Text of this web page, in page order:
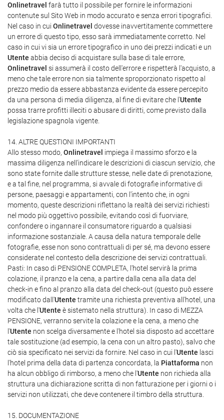
Onlinetravel farà tutto il possibile per fornire le informazioni
contenute sul Sito Web in modo accurato e senza errori tipografici.
Nel caso in cui Onlinetravel dovesse inavvertitamente commettere
un errore di questo tipo, esso sarà immediatamente corretto. Nel
caso in cui vi sia un errore tipografico in uno dei prezzi indicati e un
Utente abbia deciso di acquistare sulla base di tale errore,
Onlinetravel si assumerà il costo dell'errore e rispetterà l'acquisto, a
meno che tale errore non sia talmente sproporzionato rispetto al
prezzo medio da essere abbastanza evidente da essere percepito
da una persona di media diligenza, al fine di evitare che l'Utente
possa trarre profitti illeciti o abusare di diritti, come previsto dalla
legislazione spagnola vigente.
14. ALTRE QUESTIONI IMPORTANTI
Allo stesso modo, Onlinetravel impiega il massimo sforzo e la
massima diligenza nell'indicare le descrizioni di ciascun servizio, che
sono state fornite dalle strutture stesse, nelle date di prenotazione,
e a tal fine, nel programma, si avvale di fotografie informative di
persone, paesaggi e appartamenti, con l'intento che, in ogni
momento, queste descrizioni riflettano la realtà dei servizi richiesti
nel modo più oggettivo possibile, evitando così di fuorviare,
confondere o ingannare il consumatore riguardo a qualsiasi
informazione sostanziale. A causa della natura temporale delle
fotografie, esse non sono contrattuali di per sé, ma devono essere
considerate nel contesto della descrizione dei servizi contrattuali.
Pasti: In caso di PENSIONE COMPLETA, l'hotel servirà la prima
colazione, il pranzo e la cena, a partire dalla cena alla data del
check-in e fino al pranzo alla data del check-out (questo può essere
modificato dall'Utente tramite una richiesta preventiva all'hotel, una
volta che l'Utente è sistemato nella struttura). In caso di MEZZA
PENSIONE, verranno servite la colazione e la cena, a meno che
l'Utente non scelga diversamente e l'hotel sia disposto ad accettare
tale sostituzione (ad esempio, la cena con un altro pasto), salvo che
ciò sia specificato nei servizi da fornire. Nel caso in cui l'Utente lasci
l'hotel prima della data di partenza concordata, la Piattaforma non
ha alcun obbligo di rimborso, a meno che l'Utente non richieda alla
struttura una dichiarazione scritta di non fatturazione per i giorni o i
servizi non utilizzati, che deve contenere il timbro della struttura.
15. DOCUMENTAZIONE